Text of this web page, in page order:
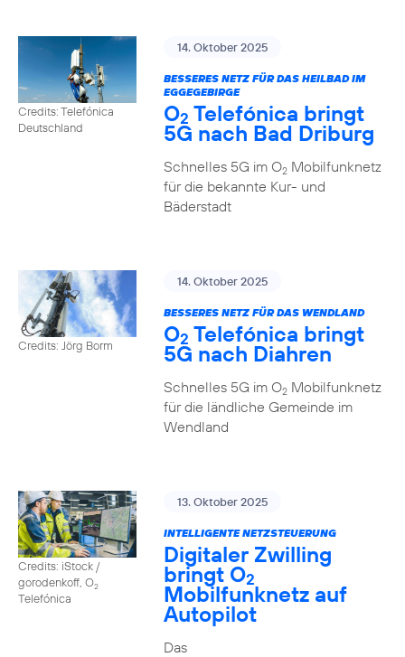
Credits: Telefónica
Deutschland
14. Oktober 2025
BESSERES NETZ FÜR DAS HEILBAD IM
EGGEGEBIRGE
O2 Telefónica bringt
5G nach Bad Driburg
Schnelles 5G im O2Mobilfunknetz
für die bekannte Kur- und
Bäderstadt
Credits: Jörg Borm
14. Oktober 2025
BESSERES NETZ FÜR DAS WENDLAND
O2 Telefónica bringt
5G nach Diahren
Schnelles 5G im O2Mobilfunknetz
für die ländliche Gemeinde im
Wendland
Credits: iStock /
gorodenkoff, O2
Telefónica
13. Oktober 2025
INTELLIGENTE NETZSTEUERUNG
Digitaler Zwilling
bringt O2
Mobilfunknetz auf
Autopilot
Das